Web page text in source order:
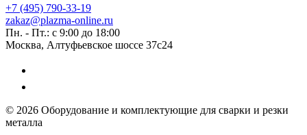
+7 (495) 790-33-19
zakaz@plazma-online.ru
Пн. - Пт.: с 9:00 до 18:00
Москва, Алтуфьевское шоссе 37с24
© 2026 Оборудование и комплектующие для сварки и резки
металла